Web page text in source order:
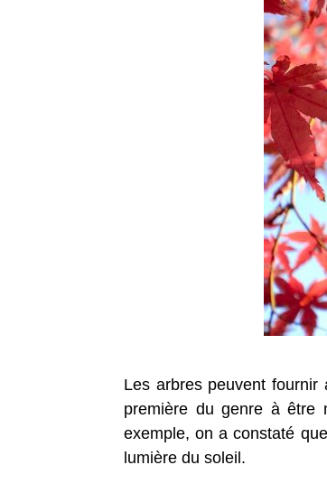
Les arbres peuvent
première du genre à être
exemple, on a constaté
lumière du soleil.